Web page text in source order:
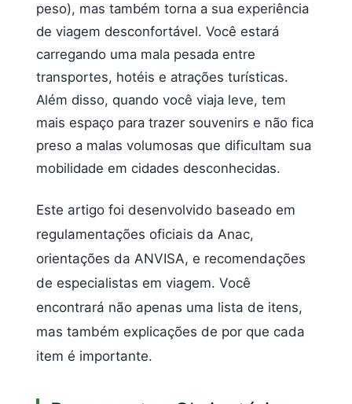
peso), mas também torna a sua experiência
de viagem desconfortável. Você estará
carregando uma mala pesada entre
transportes, hotéis e atrações turísticas.
Além disso, quando você viaja leve, tem
mais espaço para trazer souvenirs e não fica
preso a malas volumosas que dificultam sua
mobilidade em cidades desconhecidas.
Este artigo foi desenvolvido baseado em
regulamentações oficiais da Anac,
orientações da ANVISA, e recomendações
de especialistas em viagem. Você
encontrará não apenas uma lista de itens,
mas também explicações de por que cada
item é importante.